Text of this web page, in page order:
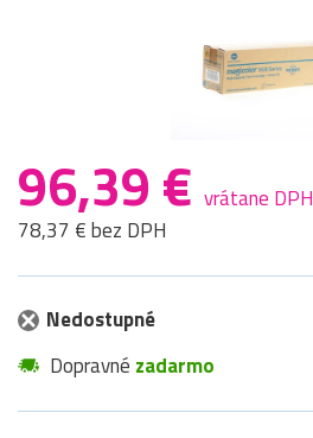
96,39 € vrátane DPH
78,37 € bez DPH
Nedostupné
Dopravné zadarmo